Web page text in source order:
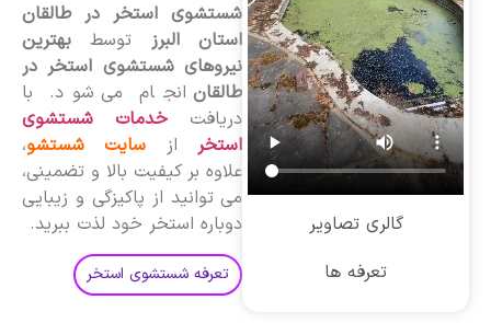
شستشوی استخر در طالقان
استان البرزتوسط
بهترین
نیروهای شستشوی استخر در
طالقانانجام می شود. با
دریافت
خدمات شستشوی
استخراز سایت شستشو،
علاوه بر کیفیت بالا و تضمینی،
می توانید از پاکیزگی و زیبایی
دوباره استخر خود لذت ببرید.
تعرفه شستشوی استخر
گالری تصاویر
تعرفه ها